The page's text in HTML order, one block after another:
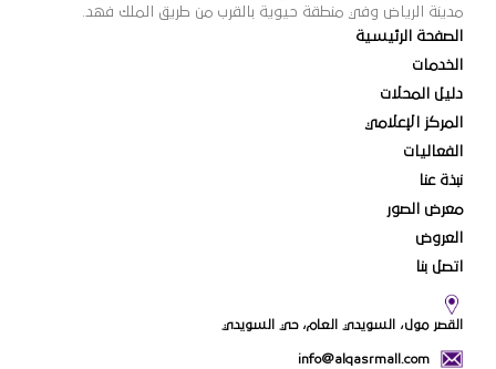
مدينة الرياض وفي منطقة حيوية بالقرب من طريق الملك فهد.
الصفحة الرئيسية
الخدمات
دليل المحلات
المركز الإعلامي
الفعاليات
نبذة عنا
معرض الصور
العروض
اتصل بنا
القصر مول، السويدي العام، حي السويدي
info@alqasrmall.com